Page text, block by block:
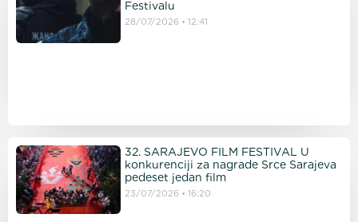
Festivalu
28/07/2026 12:41
32. SARAJEVO FILM FESTIVAL U
konkurenciji za nagrade Srce Sarajeva
pedeset jedan film
23/07/2026 16:20